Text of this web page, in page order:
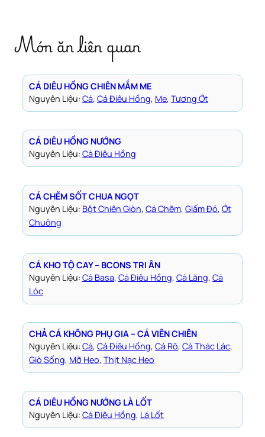
Món ăn liên quan
CÁ DIÊU HỒNG CHIÊN MẮM ME
Nguyên Liệu: Cá, Cá Điêu Hồng, Me, Tương Ớt
CÁ DIÊU HỒNG NƯỚNG
Nguyên Liệu: Cá Điêu Hồng
CÁ CHẼM SỐT CHUA NGỌT
Nguyên Liệu: Bột Chiên Giòn, Cá Chẽm, Giấm Đỏ, Ớt
Chuông
CÁ KHO TỘ CAY – BCONS TRI ÂN
Nguyên Liệu: Cá Basa, Cá Điêu Hồng, Cá Lăng, Cá
Lóc
CHẢ CÁ KHÔNG PHỤ GIA – CÁ VIÊN CHIÊN
Nguyên Liệu: Cá, Cá Điêu Hồng, Cá Rô, Cá Thác Lác
Giò Sống, Mỡ Heo, Thịt Nạc Heo
CÁ DIÊU HỒNG NƯỚNG LÀ LỐT
Nguyên Liệu: Cá Điêu Hồng, Lá Lốt